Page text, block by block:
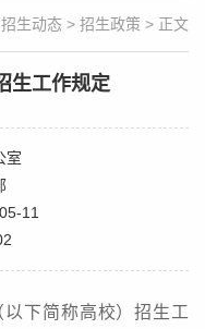
招生动态 > 招生政策 > 正文
生工作规定
室
11
以下简称高校）招生工